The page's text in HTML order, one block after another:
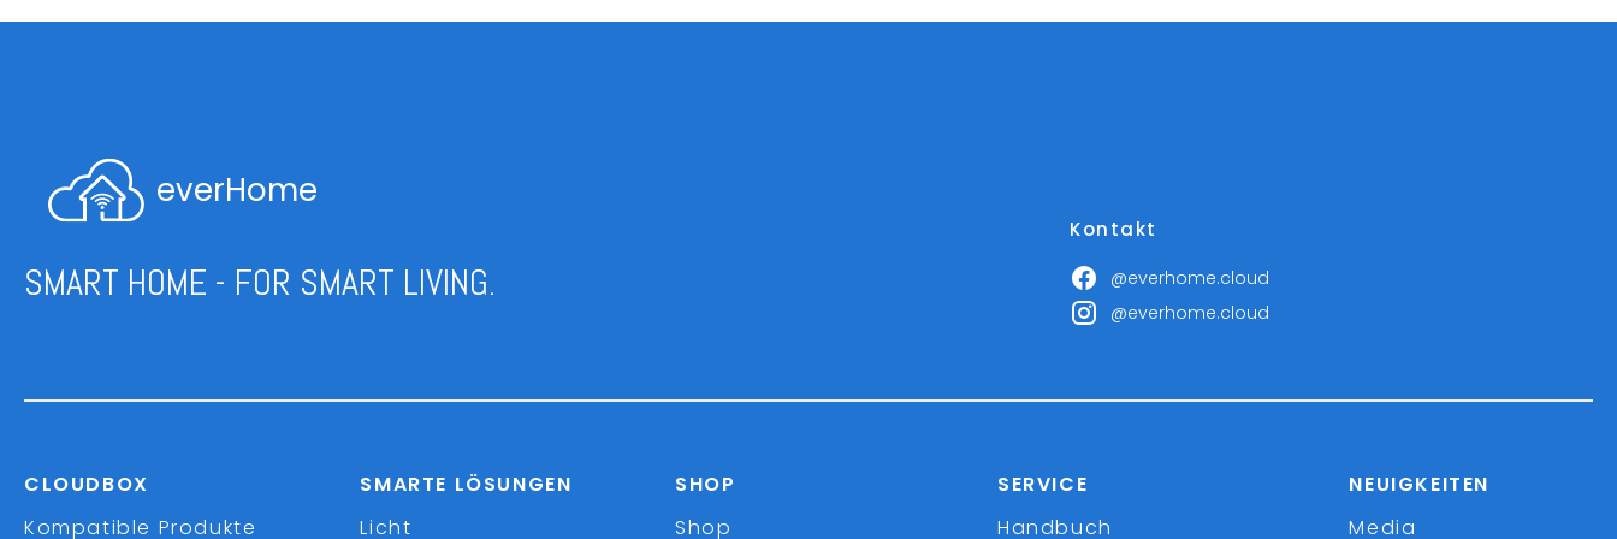
everHome
SMART HOME - FOR SMART LIVING.
Kontakt
@everhome.cloud
@everhome.cloud
CLOUDBOX
Kompatible Produkte
SMARTE LÖSUNGEN
Licht
SHOP
Shop
SERVICE
Handbuch
NEUIGKEITEN
Media